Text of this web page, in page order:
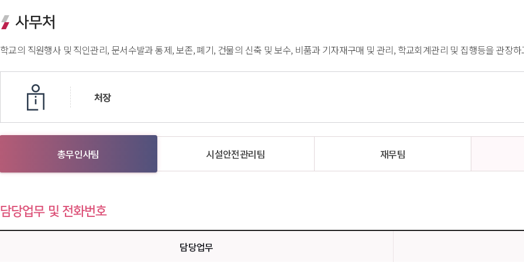
사무처
학교의 직원행사 및 직인관리, 문서수발과 통제, 보존, 폐기, 건물의 신축 및 보수, 비품과 기자재구매 및 관리, 학교회계관리 및 집행등을 관장하
처장
총무인사팀 시설안전관리팀 재무팀
담당업무 및 전화번호
담당업무